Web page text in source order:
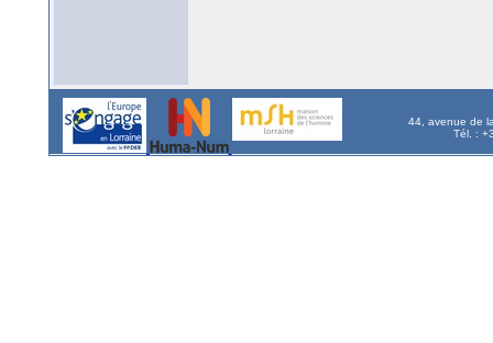
44, avenue de
Tél. :